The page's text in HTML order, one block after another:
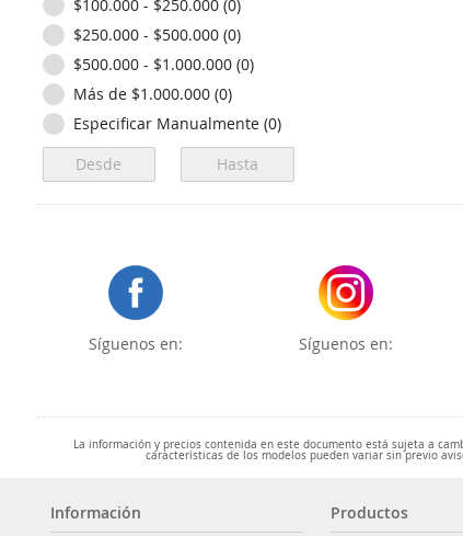
$100.000 - $250.000 (0)
$250.000 - $500.000 (0)
$500.000 - $1.000.000 (0)
Más de $1.000.000 (0)
Especificar Manualmente (0)
Síguenos en: Síguenos en:
La información y precios contenida en este documento está sujeta a
características de los modelos pueden variar sin previo
Información Productos